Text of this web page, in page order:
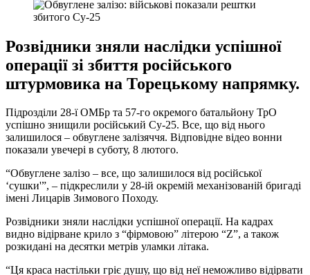
Розвідники зняли наслідки успішної
операції зі збиття російського
штурмовика на Торецькому напрямку.
Підрозділи 28-ї ОМБр та 57-го окремого батальйону ТрО
успішно знищили російський Су-25. Все, що від нього
залишилося – обвуглене залізяччя. Відповідне відео вонни
показали увечері в суботу, 8 лютого.
“Обвуглене залізо – все, що залишилося від російської
‘сушки'”, – підкреслили у 28-ій окремій механізованій бригаді
імені Лицарів Зимового Походу.
Розвідники зняли наслідки успішної операції. На кадрах
видно відірване крило з “фірмовою” літерою “Z”, а також
розкидані на десятки метрів уламки літака.
“Ця краса настільки гріє душу, що від неї неможливо відірвати